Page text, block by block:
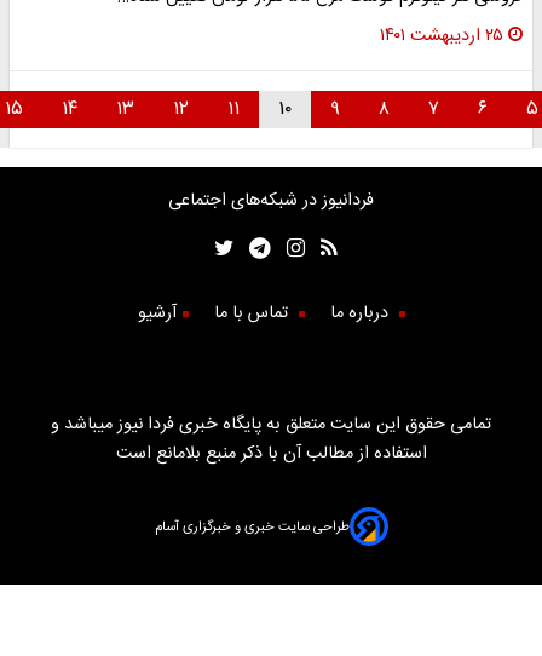
۲۵ اردیبهشت ۱۴۰۱
۱۲ ۱۳ ۱۴ ۱۵
فردانیوز در شبکه‌های اجتماعی
درباره ما تماس با ما آرشیو
تمامی حقوق این سایت متعلق به پایگاه خبری فردا نیوز میباشد و
استفاده از مطالب آن با ذکر منبع بلامانع است
طراحی سایت خبری و خبرگزاری آسام